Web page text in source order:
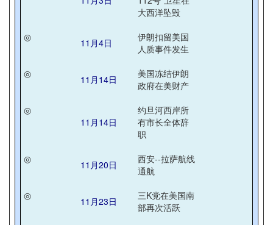
大西洋坠毁
◎
11月4日
伊朗扣留美国
人质事件发生
◎
11月14日
美国冻结伊朗
政府在美财产
◎
11月14日
约旦河西岸所
有市长全体辞
职
◎
11月20日
西安--拉萨航线
通航
◎
11月23日
三K党在美国南
部再次活跃